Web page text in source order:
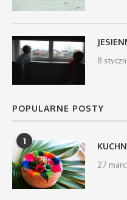
8
POPULARNE POSTY
1
27